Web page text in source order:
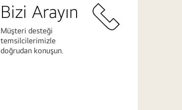
Bizi Arayın
Müşteri desteği
temsilcilerimizle
doğrudan konuşun.